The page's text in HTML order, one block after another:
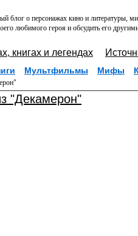
блог о персонажах кино и литературы,
любимого героя и обсудить его
книгах и легендах
Мультфильмы Мифы
"Декамерон"